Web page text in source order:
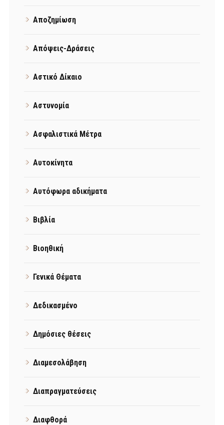
Αποζημίωση
Απόψεις-Δράσεις
Αστικό Δίκαιο
Αστυνομία
Ασφαλιστικά Μέτρα
Αυτοκίνητα
Αυτόφωρα αδικήματα
Βιβλία
Βιοηθική
Γενικά Θέματα
Δεδικασμένο
Δημόσιες θέσεις
Διαμεσολάβηση
Διαπραγματεύσεις
Διαφθορά